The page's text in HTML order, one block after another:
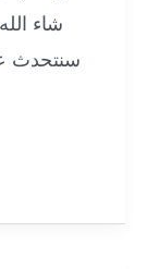
شاء
سنتحدث